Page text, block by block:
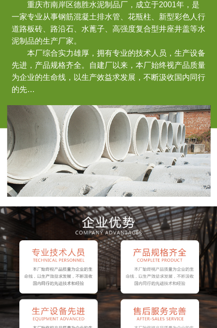
重庆市南岸区德胜水泥制品厂，成立于2001年，是
一家专业从事钢筋混凝土排水管、花瓶柱、新型彩色人行
道路板砖、路沿石、水蓖子、高强度复合型井座井盖等水
泥制品的生产厂家。
本厂综合实力雄厚，拥有专业的技术人员，生产设备
先进，产品规格齐全。自建厂以来，本厂始终视产品质量
为企业的生命线，以生产效益求发展，不断汲收国内同行
的先…